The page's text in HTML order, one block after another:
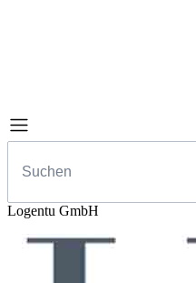
Logentu GmbH